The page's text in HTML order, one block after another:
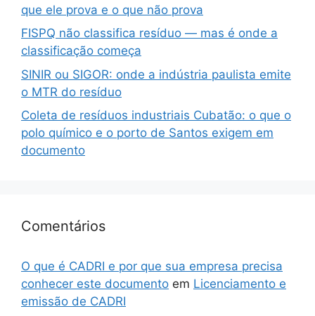
que ele prova e o que não prova
FISPQ não classifica resíduo — mas é onde a
classificação começa
SINIR ou SIGOR: onde a indústria paulista emite
o MTR do resíduo
Coleta de resíduos industriais Cubatão: o que o
polo químico e o porto de Santos exigem em
documento
Comentários
O que é CADRI e por que sua empresa precisa
conhecer este documento em Licenciamento e
emissão de CADRI